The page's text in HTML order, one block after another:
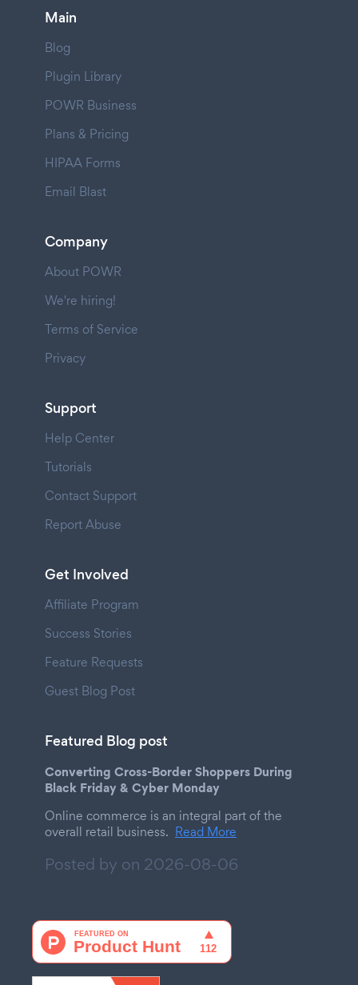
Main
Blog
Plugin Library
POWR Business
Plans & Pricing
HIPAA Forms
Email Blast
Company
About POWR
We're hiring!
Terms of Service
Privacy
Support
Help Center
Tutorials
Contact Support
Report Abuse
Get Involved
Affiliate Program
Success Stories
Feature Requests
Guest Blog Post
Featured Blog post
Converting Cross-Border Shoppers During
Black Friday & Cyber Monday
Online commerce is an integral part of the
overall retail business. Read More
Posted by on 2026-08-06